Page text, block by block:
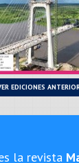
EDICIONES
la revista